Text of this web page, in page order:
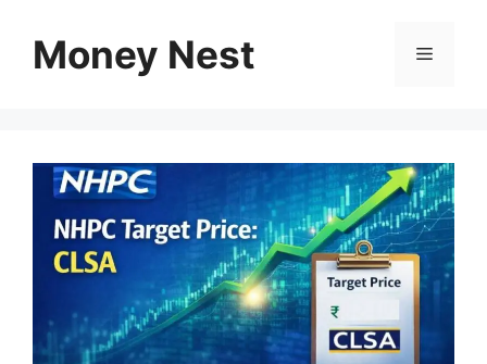
contentMoney Nest Menu